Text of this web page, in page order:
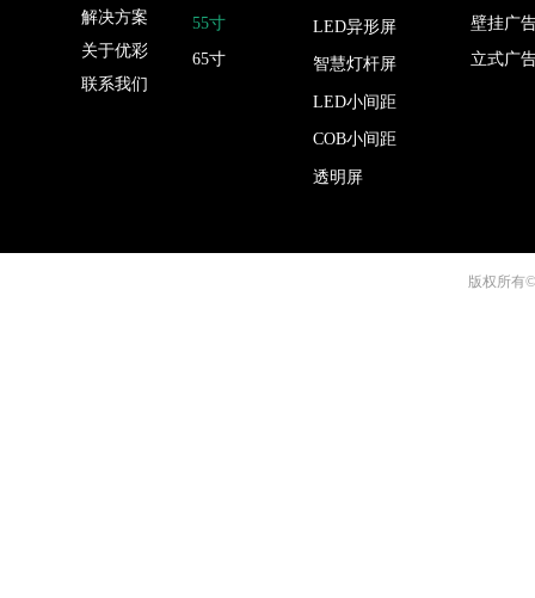
解决方案
关于优彩
联系我们
55寸
65寸
LED异形屏
智慧灯杆屏
LED小间距
COB小间距
透明屏
壁挂广
立式广
版权所有